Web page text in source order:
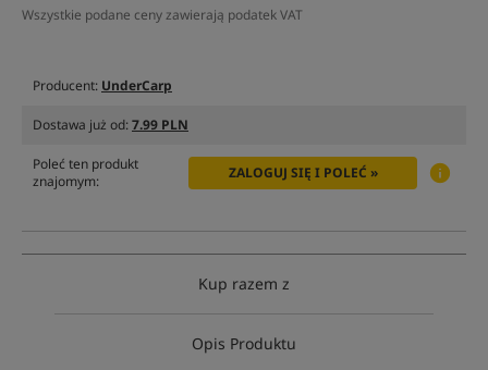
Wszystkie podane ceny zawierają podatek VAT
Producent: UnderCarp
Dostawa już od:7.99 PLN
Poleć ten produkt
znajomym:
ZALOGUJ SIĘ I POLEĆ »
Kup razem z
Opis Produktu